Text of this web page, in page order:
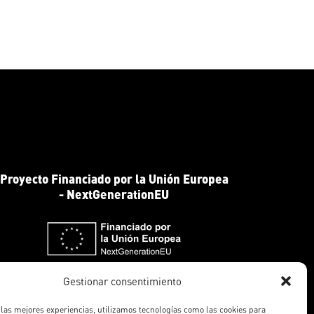
Gestionar consentimiento
mejores experiencias, utilizamos tecnologías como las cookies para
Proyecto Financiado por la Unión Europea
- NextGenerationEU